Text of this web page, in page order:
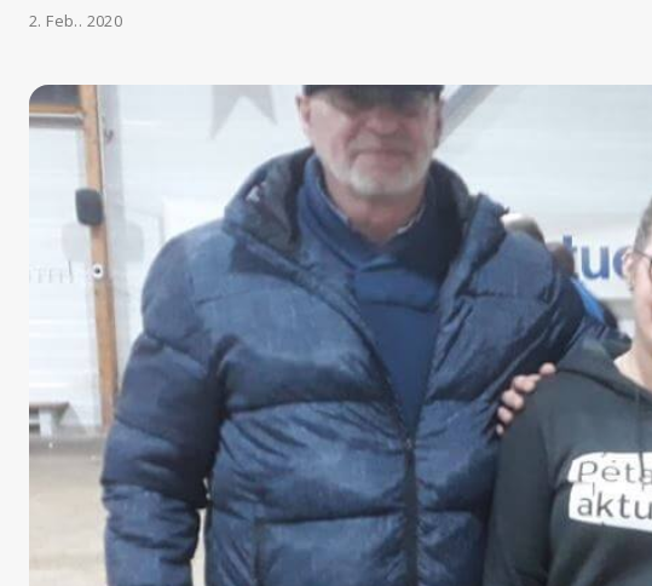
2. Feb.. 2020